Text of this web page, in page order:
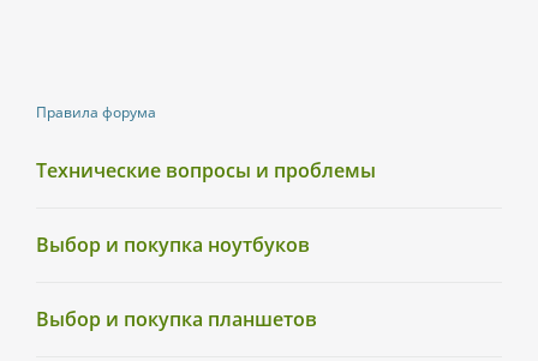
Правила форума
Технические вопросы и проблемы
Выбор и покупка ноутбуков
Выбор и покупка планшетов